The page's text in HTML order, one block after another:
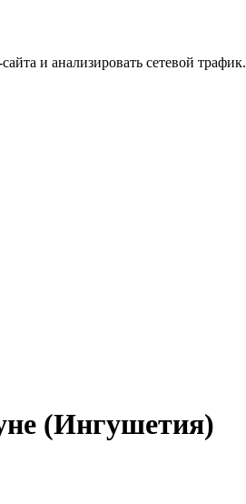
и анализировать сетевой трафик.
(Ингушетия)